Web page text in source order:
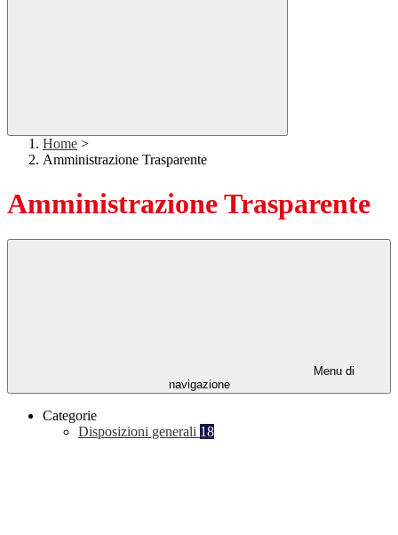
Home >
Amministrazione Trasparente
Amministrazione Trasparente
Menu di
navigazione
Categorie
Disposizioni generali 18